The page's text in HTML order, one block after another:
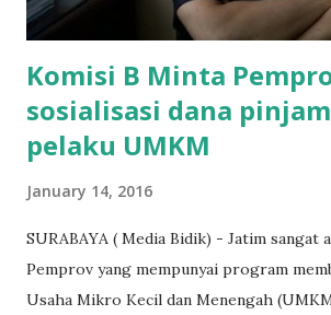
terakh...
Komisi B Minta
sosialisasi dana
pelaku UMKM
January 14, 2016
SURABAYA ( Media Bidik) - Jatim sangat
Pemprov yang mempunyai program
Usaha Mikro Kecil dan Menengah